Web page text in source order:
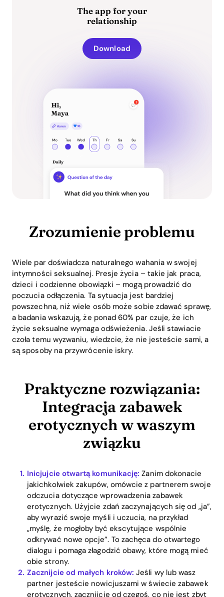
The app for your
relationship
Download
Zrozumienie problemu
Wiele par doświadcza naturalnego wahania w swojej
intymności seksualnej. Presje życia – takie jak praca,
dzieci i codzienne obowiązki – mogą prowadzić do
poczucia odłączenia. Ta sytuacja jest bardziej
powszechna, niż wiele osób może sobie zdawać sprawę,
a badania wskazują, że ponad 60% par czuje, że ich
życie seksualne wymaga odświeżenia. Jeśli stawiacie
czoła temu wyzwaniu, wiedzcie, że nie jesteście sami, a
są sposoby na przywrócenie iskry.
Praktyczne rozwiązania:
Integracja zabawek
erotycznych w waszym
związku
Inicjujcie otwartą komunikację: Zanim dokonacie
jakichkolwiek zakupów, omówcie z partnerem swoje
odczucia dotyczące wprowadzenia zabawek
erotycznych. Użyjcie zdań zaczynających się od „ja”,
aby wyrazić swoje myśli i uczucia, na przykład
„myślę, że mogłoby być ekscytujące wspólnie
odkrywać nowe opcje”. To zachęca do otwartego
dialogu i pomaga złagodzić obawy, które mogą mieć
obie strony.
Zacznijcie od małych kroków: Jeśli wy lub wasz
partner jesteście nowicjuszami w świecie zabawek
erotycznych, zacznijcie od czegoś, co nie jest zbyt